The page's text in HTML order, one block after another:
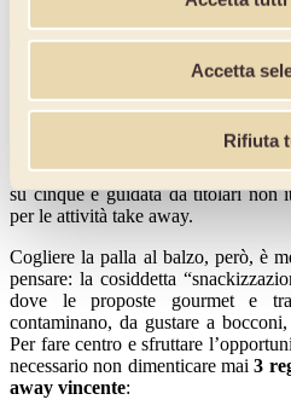
Accetta
Rifiuta
away è Napoli, che conta oltre
primato di pasticcerie e gelaterie
tutti i sensi: nei primi nove mesi
imprese del settore presenta un
la conduzione è femminile,
prendiamo in esame le sole
su cinque è guidata da titolari non
per le attività take away.
Cogliere la palla al balzo, però, è
pensare: la cosiddetta
dove le proposte gourmet e
contaminano, da gustare a
Per fare centro e sfruttare
necessario non dimenticare mai3
away vincente: